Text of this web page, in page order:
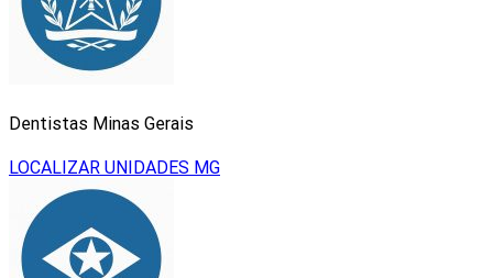
Dentistas Minas Gerais
LOCALIZAR UNIDADES MG